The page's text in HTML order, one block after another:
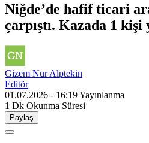
Niğde’de hafif ticari
çarpıştı. Kazada 1 kişi
Gizem Nur Alptekin
Editör
01.07.2026 - 16:19Yayınlanma
1 Dk Okunma Süresi
Paylaş